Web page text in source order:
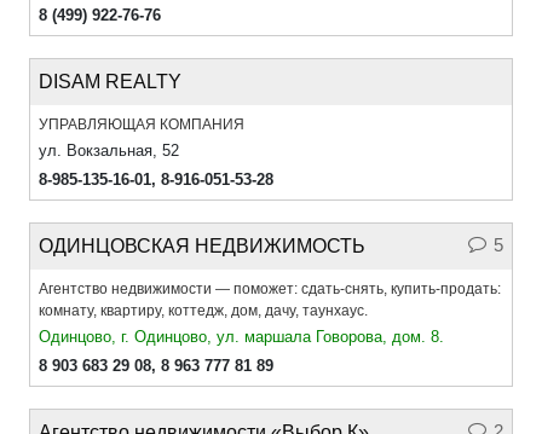
8 (499) 922-76-76
DISAM REALTY
УПРАВЛЯЮЩАЯ КОМПАНИЯ
ул. Вокзальная, 52
8-985-135-16-01, 8-916-051-53-28
5
ОДИНЦОВСКАЯ НЕДВИЖИМОСТЬ
Агентство недвижимости — поможет: сдать-снять, купить-продать:
комнату, квартиру, коттедж, дом, дачу, таунхаус.
Одинцово, г. Одинцово, ул. маршала Говорова, дом. 8.
8 903 683 29 08, 8 963 777 81 89